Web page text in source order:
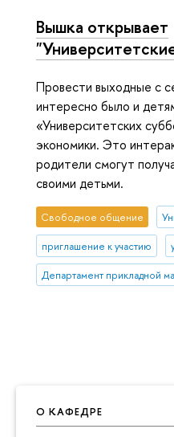
О КАФЕДРЕ
Вышка открывает
Провести выходные с
интересно было и
«Университетских
экономики. Это
родители смогут
своими детьми.
Свободное общение
приглашение к участию
Департамент прикладной